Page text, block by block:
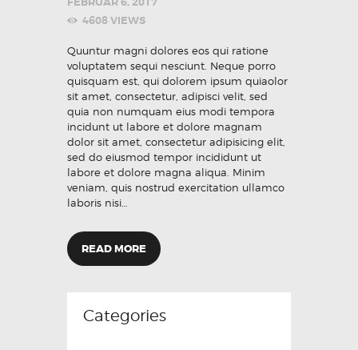
4608VIEWS
Quuntur magni dolores eos qui ratione
voluptatem sequi nesciunt. Neque porro
quisquam est, qui dolorem ipsum quiaolor
sit amet, consectetur, adipisci velit, sed
quia non numquam eius modi tempora
incidunt ut labore et dolore magnam
dolor sit amet, consectetur adipisicing elit,
sed do eiusmod tempor incididunt ut
labore et dolore magna aliqua. Minim
veniam, quis nostrud exercitation ullamco
laboris nisi…
READ MORE
Categories